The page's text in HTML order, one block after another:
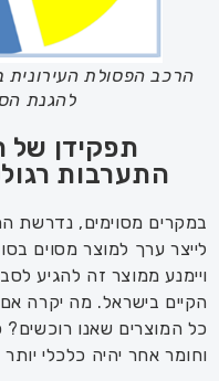
הרכב הפסולת
להגנת הסיבה
תפקידן של
התערבות
במקרים מסוימים, נדרשת
לייצר ערך למוצר מסוים
ויימנע ממוצר זה להגיע
הקיים בישראל. מה יקרה
כל המוצרים שאנו
וחומר אחר יהיה כלכלי יותר